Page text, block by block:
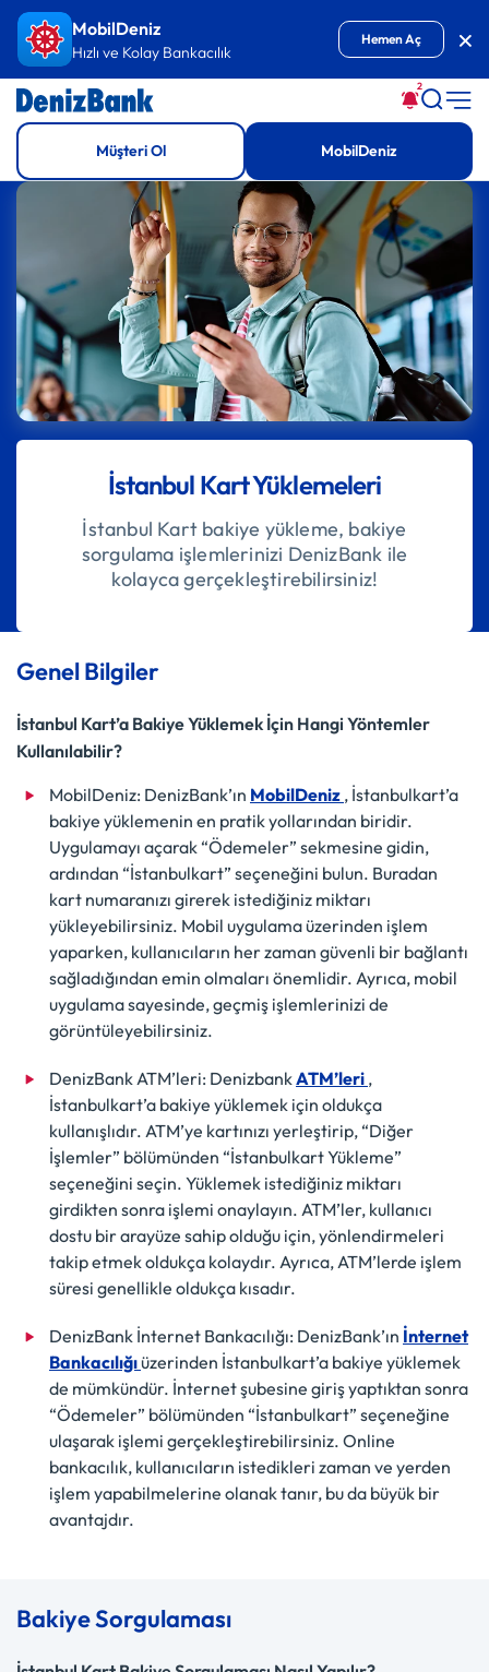
İçeriğe GitMobilDeniz
Hızlı ve Kolay Bankacılık
Hemen Aç
2
Müşteri Ol MobilDeniz
İstanbul Kart Yüklemeleri
İstanbul Kart bakiye yükleme, bakiye
sorgulama işlemlerinizi DenizBank ile
kolayca gerçekleştirebilirsiniz!
Genel Bilgiler
İstanbul Kart’a Bakiye Yüklemek İçin Hangi Yöntemler
Kullanılabilir?
MobilDeniz: DenizBank’ın MobilDeniz , İstanbulkart’a
bakiye yüklemenin en pratik yollarından biridir.
Uygulamayı açarak “Ödemeler” sekmesine gidin,
ardından “İstanbulkart” seçeneğini bulun. Buradan
kart numaranızı girerek istediğiniz miktarı
yükleyebilirsiniz. Mobil uygulama üzerinden işlem
yaparken, kullanıcıların her zaman güvenli bir bağlantı
sağladığından emin olmaları önemlidir. Ayrıca, mobil
uygulama sayesinde, geçmiş işlemlerinizi de
görüntüleyebilirsiniz.
DenizBank ATM’leri: DenizbankATM’leri ,
İstanbulkart’a bakiye yüklemek için oldukça
kullanışlıdır. ATM’ye kartınızı yerleştirip, “Diğer
İşlemler” bölümünden “İstanbulkart Yükleme”
seçeneğini seçin. Yüklemek istediğiniz miktarı
girdikten sonra işlemi onaylayın. ATM’ler, kullanıcı
dostu bir arayüze sahip olduğu için, yönlendirmeleri
takip etmek oldukça kolaydır. Ayrıca, ATM’lerde işlem
süresi genellikle oldukça kısadır.
DenizBank İnternet Bankacılığı: DenizBank’ın İnternet
Bankacılığıüzerinden İstanbulkart’a bakiye yüklemek
de mümkündür. İnternet şubesine giriş yaptıktan sonra
“Ödemeler” bölümünden “İstanbulkart” seçeneğine
ulaşarak işlemi gerçekleştirebilirsiniz. Online
bankacılık, kullanıcıların istedikleri zaman ve yerden
işlem yapabilmelerine olanak tanır, bu da büyük bir
avantajdır.
Bakiye Sorgulaması